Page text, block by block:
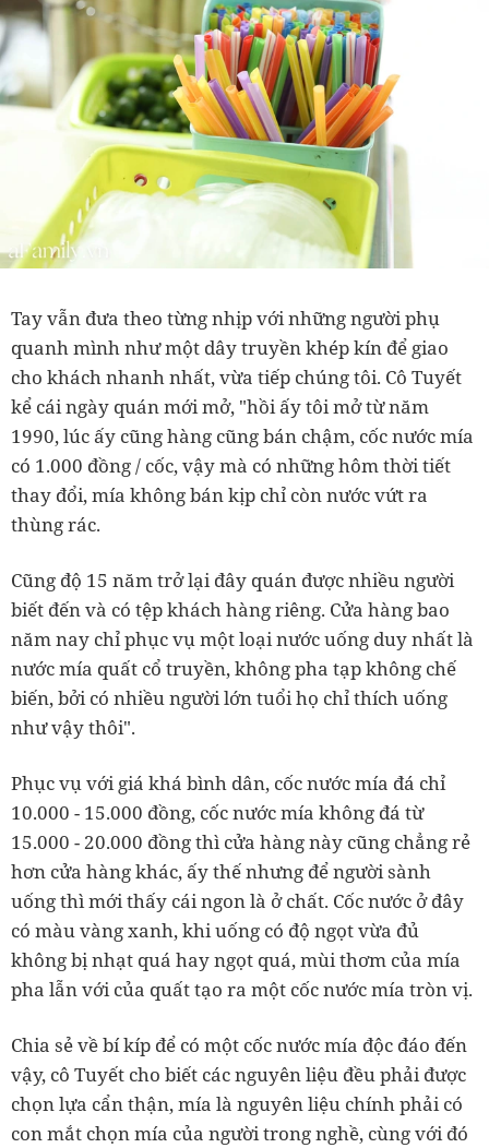
Tay vẫn đưa theo từng nhịp với những người phụ
quanh mình như một dây truyền khép kín để giao
cho khách nhanh nhất, vừa tiếp chúng tôi. Cô Tuyết
kể cái ngày quán mới mở, "hồi ấy tôi mở từ năm
1990, lúc ấy cũng hàng cũng bán chậm, cốc nước mía
có 1.000 đồng / cốc, vậy mà có những hôm thời tiết
thay đổi, mía không bán kịp chỉ còn nước vứt ra
thùng rác.
Cũng độ 15 năm trở lại đây quán được nhiều người
biết đến và có tệp khách hàng riêng. Cửa hàng bao
năm nay chỉ phục vụ một loại nước uống duy nhất là
nước mía quất cổ truyền, không pha tạp không chế
biến, bởi có nhiều người lớn tuổi họ chỉ thích uống
như vậy thôi".
Phục vụ với giá khá bình dân, cốc nước mía đá chỉ
10.000 - 15.000 đồng, cốc nước mía không đá từ
15.000 - 20.000 đồng thì cửa hàng này cũng chẳng rẻ
hơn cửa hàng khác, ấy thế nhưng để người sành
uống thì mới thấy cái ngon là ở chất. Cốc nước ở đây
có màu vàng xanh, khi uống có độ ngọt vừa đủ
không bị nhạt quá hay ngọt quá, mùi thơm của mía
pha lẫn với của quất tạo ra một cốc nước mía tròn vị.
Chia sẻ về bí kíp để có một cốc nước mía độc đáo đến
vậy, cô Tuyết cho biết các nguyên liệu đều phải được
chọn lựa cẩn thận, mía là nguyên liệu chính phải có
con mắt chọn mía của người trong nghề, cùng với đó